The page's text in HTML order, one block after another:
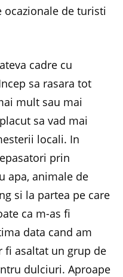
de turisti
cadre cu
sa rasara tot
mult sau mai
sa vad mai
locali. In
prin
apa, animale de
si la partea pe care
ca m-as fi
data cand am
fi asaltat un grup de
dulciuri. Aproape